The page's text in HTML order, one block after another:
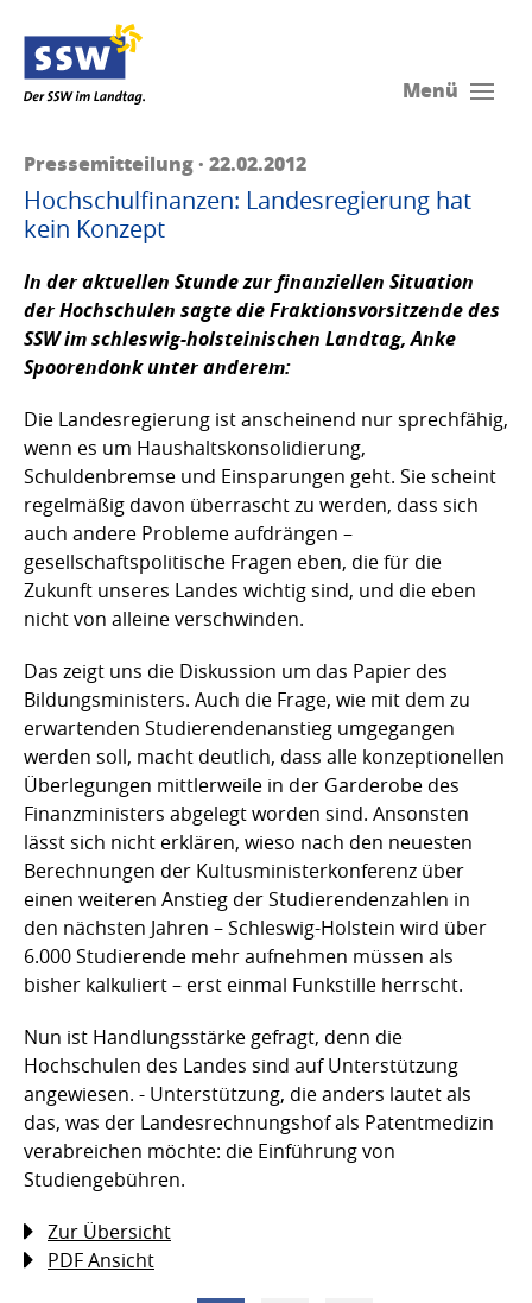
Menü
Pressemitteilung · 22.02.2012
Hochschulfinanzen: Landesregierung hat
kein Konzept
In der aktuellen Stunde zur finanziellen Situation
der Hochschulen sagte die Fraktionsvorsitzende des
SSW im schleswig-holsteinischen Landtag,Anke
Spoorendonkunter anderem:
Die Landesregierung ist anscheinend nur sprechfähig,
wenn es um Haushaltskonsolidierung,
Schuldenbremse und Einsparungen geht. Sie scheint
regelmäßig davon überrascht zu werden, dass sich
auch andere Probleme aufdrängen –
gesellschaftspolitische Fragen eben, die für die
Zukunft unseres Landes wichtig sind, und die eben
nicht von alleine verschwinden.
Das zeigt uns die Diskussion um das Papier des
Bildungsministers. Auch die Frage, wie mit dem zu
erwartenden Studierendenanstieg umgegangen
werden soll, macht deutlich, dass alle konzeptionellen
Überlegungen mittlerweile in der Garderobe des
Finanzministers abgelegt worden sind. Ansonsten
lässt sich nicht erklären, wieso nach den neuesten
Berechnungen der Kultusministerkonferenz über
einen weiteren Anstieg der Studierendenzahlen in
den nächsten Jahren – Schleswig-Holstein wird über
6.000 Studierende mehr aufnehmen müssen als
bisher kalkuliert – erst einmal Funkstille herrscht.
Nun ist Handlungsstärke gefragt, denn die
Hochschulen des Landes sind auf Unterstützung
angewiesen. - Unterstützung, die anders lautet als
das, was der Landesrechnungshof als Patentmedizin
verabreichen möchte: die Einführung von
Studiengebühren.
Zur Übersicht
PDF Ansicht